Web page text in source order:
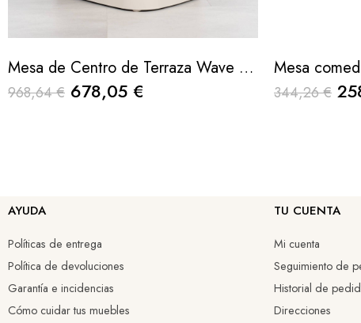
Mesa de Centro de Terraza Wave con Cerámica Beige Arena 100cm
968,64 € 678,05 € 344,26 €
AYUDA
Políticas de entrega
Política de devoluciones
Garantía e incidencias
Cómo cuidar tus muebles
TU CUENTA
Mi cuenta
Seguimiento de
Historial de
Direcciones